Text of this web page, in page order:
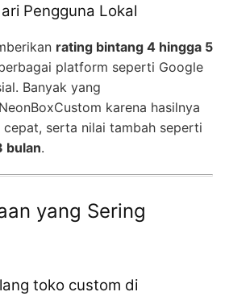
Pengguna Lokal
rating bintang 4 hingga 5
platform seperti Google
Banyak yang
karena hasilnya
cepat, serta nilai tambah seperti
bulan.
yang Sering
toko custom di